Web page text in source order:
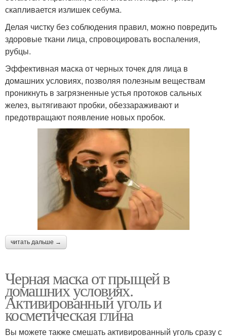
скапливается излишек себума.
Делая чистку без соблюдения правил, можно повредить
здоровые ткани лица, спровоцировать воспаления,
рубцы.
Эффективная маска от черных точек для лица в
домашних условиях, позволяя полезным веществам
проникнуть в загрязненные устья протоков сальных
желез, вытягивают пробки, обеззараживают и
предотвращают появление новых пробок.
читать дальше →
Черная маска от прыщей в
домашних условиях.
Активированный уголь и
косметическая глина
Вы можете также смешать активированный уголь сразу с